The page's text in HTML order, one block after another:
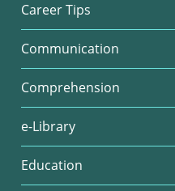
Career Tips
Communication
Comprehension
e-Library
Education